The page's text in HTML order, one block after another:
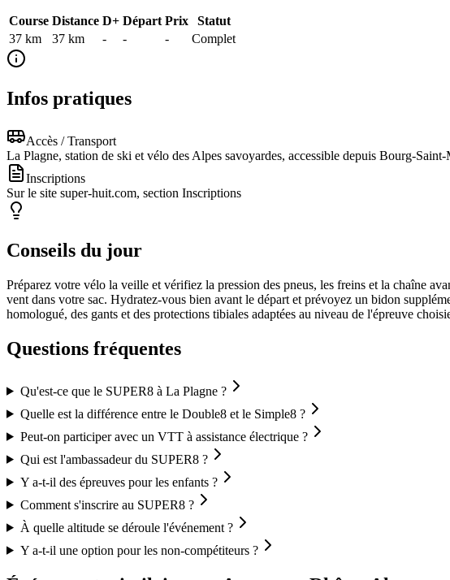
Course Distance D+ Départ Prix
Statut
37 km
37 km - - - Complet
Infos pratiques
Accès / Transport
La Plagne, station de ski et vélo des Alpes savoyardes, accessible depuis Bourg-
Inscriptions
Sur le site super-huit.com, section Inscriptions
Conseils du jour
Préparez votre vélo la veille et vérifiez la pression des pneus, les freins et la chaîne
vent dans votre sac. Hydratez-vous bien avant le départ et prévoyez un bidon
homologué, des gants et des protections tibiales adaptées au niveau de l'épreuve
Questions fréquentes
Qu'est-ce que le SUPER8 à La Plagne ?
Quelle est la différence entre le Double8 et le Simple8 ?
Peut-on participer avec un VTT à assistance électrique ?
Qui est l'ambassadeur du SUPER8 ?
Y a-t-il des épreuves pour les enfants ?
Comment s'inscrire au SUPER8 ?
À quelle altitude se déroule l'événement ?
Y a-t-il une option pour les non-compétiteurs ?